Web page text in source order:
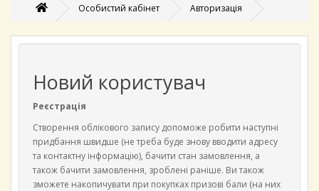
Особистий кабінет Авторизація
Новий користувач
Реєстрація
Створення облікового запису допоможе робити наступні
придбання швидше (не треба буде знову вводити адресу
та контактну інформацію), бачити стан замовлення, а
також бачити замовлення, зроблені раніше. Ви також
зможете накопичувати при покупках призові бали (на них